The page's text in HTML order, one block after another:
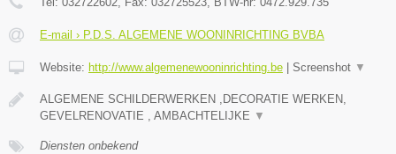
E-mail › P.D.S. ALGEMENE WOONINRICHTING BVBA
Website: http://www.algemenewooninrichting.be Screenshot ▼
ALGEMENE SCHILDERWERKEN ,DECORATIE WERKEN,
GEVELRENOVATIE , AMBACHTELIJKE ▼
Diensten onbekend